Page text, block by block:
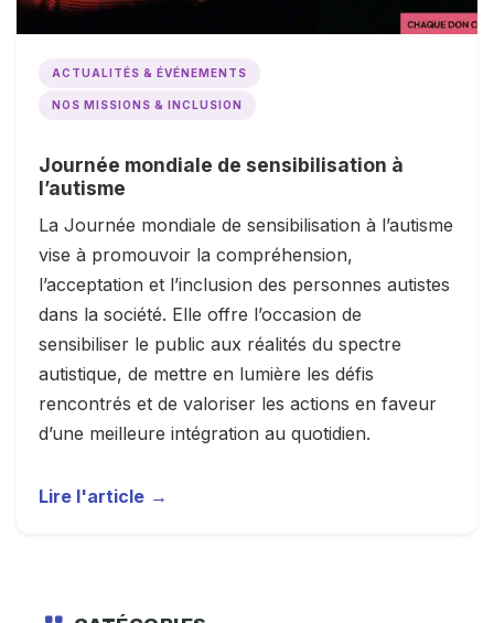
ACTUALITÉS & ÉVÉNEMENTS
NOS MISSIONS & INCLUSION
Journée mondiale de sensibilisation à
l’autisme
La Journée mondiale de sensibilisation à l’autisme
vise à promouvoir la compréhension,
l’acceptation et l’inclusion des personnes autistes
dans la société. Elle offre l’occasion de
sensibiliser le public aux réalités du spectre
autistique, de mettre en lumière les défis
rencontrés et de valoriser les actions en faveur
d’une meilleure intégration au quotidien.
Lire l'article →